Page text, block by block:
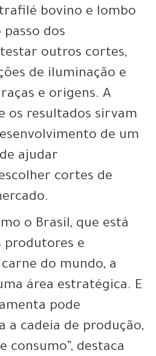
bovino e lombo
dos
outros cortes,
de iluminação e
e origens. A
os resultados sirvam
de um
ajudar
cortes de
o Brasil, que está
produtores e
do mundo, a
área estratégica. E
pode
cadeia de produção,
consumo”, destaca